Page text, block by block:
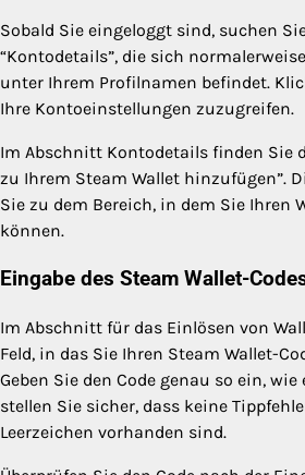
Sobald Sie eingeloggt sind, suchen
“Kontodetails”, die sich
unter Ihrem Profilnamen befindet.
Ihre Kontoeinstellungen zuzugreifen.
Im Abschnitt Kontodetails finden Sie
zu Ihrem Steam Wallet hinzufügen”.
Sie zu dem Bereich, in dem Sie Ihren
können.
Eingabe des Steam Wallet-
Im Abschnitt für das Einlösen von
Feld, in das Sie Ihren Steam Wallet-
Geben Sie den Code genau so ein,
stellen Sie sicher, dass keine
Leerzeichen vorhanden sind.